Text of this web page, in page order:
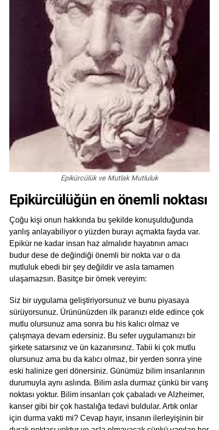
Epikürcülük ve Mutlak Mutluluk
Epikürcülüğün en önemli noktası
Çoğu kişi onun hakkında bu şekilde konuşulduğunda
yanlış anlayabiliyor o yüzden burayı açmakta fayda var.
Epikür ne kadar insan haz almalıdır hayatının amacı
budur dese de değindiği önemli bir nokta var o da
mutluluk ebedi bir şey değildir ve asla tamamen
ulaşamazsın. Basitçe bir örnek vereyim:
Siz bir uygulama geliştiriyorsunuz ve bunu piyasaya
sürüyorsunuz. Ürününüzden ilk paranızı elde edince çok
mutlu olursunuz ama sonra bu his kalıcı olmaz ve
çalışmaya devam edersiniz. Bu sefer uygulamanızı bir
şirkete satarsınız ve ün kazanırsınız. Tabii ki çok mutlu
olursunuz ama bu da kalıcı olmaz, bir yerden sonra yine
eski halinize geri dönersiniz. Günümüz bilim insanlarının
durumuyla aynı aslında. Bilim asla durmaz çünkü bir varış
noktası yoktur. Bilim insanları çok çabaladı ve Alzheimer,
kanser gibi bir çok hastalığa tedavi buldular. Artık onlar
için durma vakti mi? Cevap hayır, insanın ilerleyişinin bir